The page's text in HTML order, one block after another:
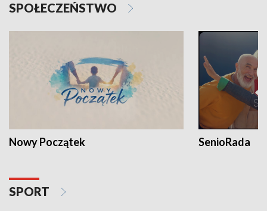
SPOŁECZEŃSTWO
Nowy Początek SenioRada
SPORT